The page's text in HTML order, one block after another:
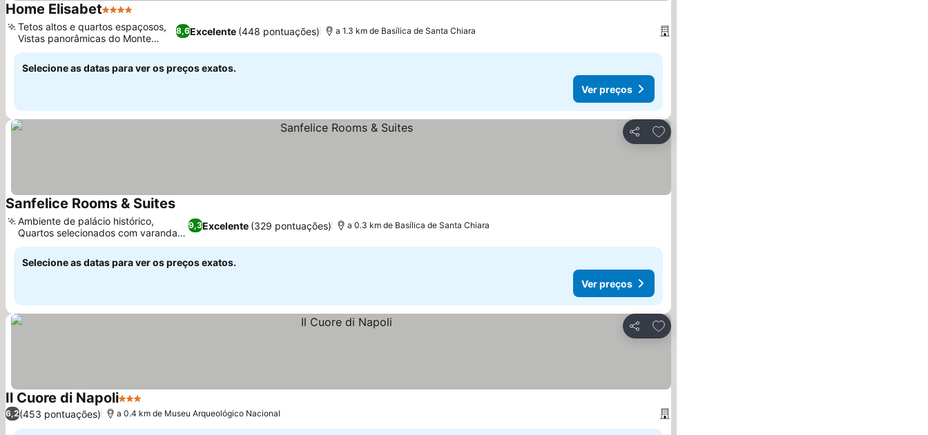
Home Elisabet4 Estrelas
8,6Excelente (448 pontuações)
Tetos altos e quartos espaçosos,
Vistas panorâmicas do Monte
Vesúvio
a 1.3 km de Basílica de Santa Chiara
Selecione as datas para ver os preços exatos.
Ver preços
Partilhar
Adicionar aos favoritos
Sanfelice Rooms & SuitesVer preços
9,3Excelente (329 pontuações)
Ambiente de palácio histórico,
Quartos selecionados com varandas
privadas
a 0.3 km de Basílica de Santa Chiara
Selecione as datas para ver os preços exatos.
Ver preços
Partilhar
Adicionar aos favoritos
Il Cuore di Napoli3 Estrelas
6,2(453 pontuações) a 0.4 km de Museu Arqueológico Nacional